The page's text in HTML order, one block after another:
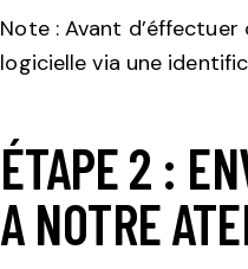
Note : Avant
logicielle via une
ÉTAPE 2 :
A NOTRE